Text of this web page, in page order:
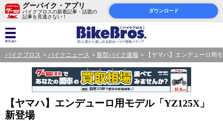
グーバイク・アプリ
バイクブロスの新着記事・話題の
記事を見逃さない！
ダウンロード
バイクブロス バイクニュース 新型バイク速報 【ヤマハ】エンデューロ用
【ヤマハ】エンデューロ用モデル「YZ125X」
新登場